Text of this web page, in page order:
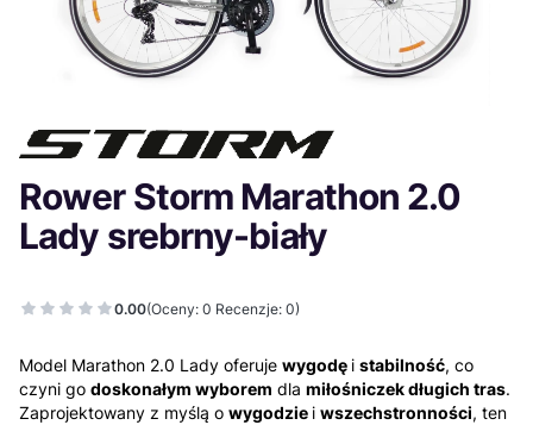
Rower Storm Marathon 2.0
Lady srebrny-biały
0.00(Oceny: 0 Recenzje: 0)
Model Marathon 2.0 Lady oferuje wygodę i stabilność, co
czyni go doskonałym wyborem dla miłośniczek długich tras.
Zaprojektowany z myślą o wygodzie i wszechstronności, ten